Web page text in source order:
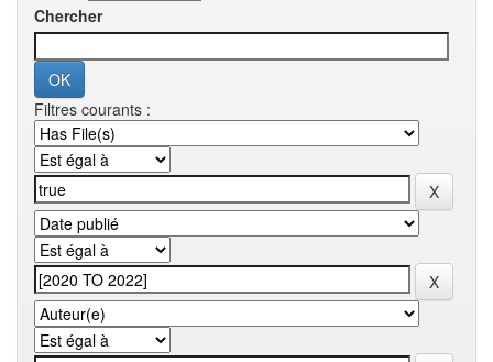
Chercher
Filtres courants :